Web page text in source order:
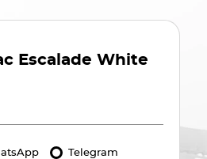
Escalade White
Telegram